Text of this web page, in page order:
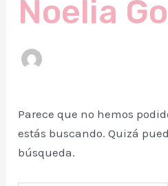
Noelia
Parece que no hemos
estás buscando. Quizá
búsqueda.